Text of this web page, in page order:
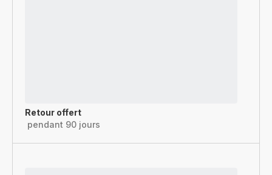
Retour offert
pendant 90 jours